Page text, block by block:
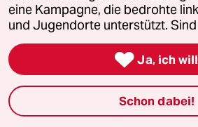
4
„Wir müssen in der
argumentieren“
5 Antifaschistin in Haft
Lina E. geht juristisch
vor
eine Kampagne, die bedrohte
und Jugendorte unterstützt.
 Ja, ich will
Schon dabei!